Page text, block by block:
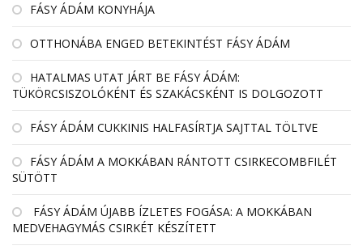
FÁSY ÁDÁM KONYHÁJA
OTTHONÁBA ENGED BETEKINTÉST FÁSY ÁDÁM
HATALMAS UTAT JÁRT BE FÁSY ÁDÁM:
TÜKÖRCSISZOLÓKÉNT ÉS SZAKÁCSKÉNT IS DOLGOZOTT
FÁSY ÁDÁM CUKKINIS HALFASÍRTJA SAJTTAL TÖLTVE
FÁSY ÁDÁM A MOKKÁBAN RÁNTOTT CSIRKECOMBFILÉT
SÜTÖTT
FÁSY ÁDÁM ÚJABB ÍZLETES FOGÁSA: A MOKKÁBAN
MEDVEHAGYMÁS CSIRKÉT KÉSZÍTETT